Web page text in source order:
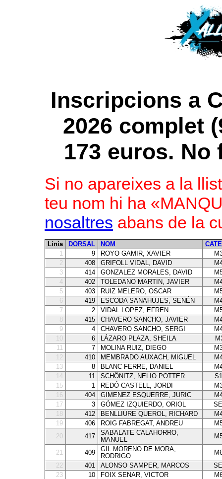
Inscripcions a
2026 complet
173 euros. No
Si no apareixes a la
teu nom hi ha
nosaltres abans de la
Línia DORSAL NOM
1
9 ROYO GAMIR, XAVIER
2
408 GRIFOLL VIDAL, DAVID
3
414 GONZALEZ MORALES, DAVID
4
402 TOLEDANO MARTIN, JAVIER
5
403 RUIZ MELERO, OSCAR
6
419 ESCODA SANAHUJES, SENÉN
7
2 VIDAL LOPEZ, EFREN
8
415 CHAVERO SANCHO, JAVIER
9
4 CHAVERO SANCHO, SERGI
10
6 LÁZARO PLAZA, SHEILA
11
7 MOLINA RUIZ, DIEGO
12
410 MEMBRADO AUXACH, MIGUEL
13
8 BLANC FERRE, DANIEL
14
11 SCHÖNITZ, NELIO POTTER
15
1 REDÓ CASTELL, JORDI
16
404 GIMENEZ ESQUERRE, JURIC
17
3 GÓMEZ IZQUIERDO, ORIOL
18
412 BENLLIURE QUEROL, RICHARD
19
406 ROIG FABREGAT, ANDREU
20
417
SABALATE CALAHORRO,
MANUEL
21 409
GIL MORENO DE MORA,
RODRIGO
22
401 ALONSO SAMPER, MARCOS
23
10 FOIX SENAR, VICTOR